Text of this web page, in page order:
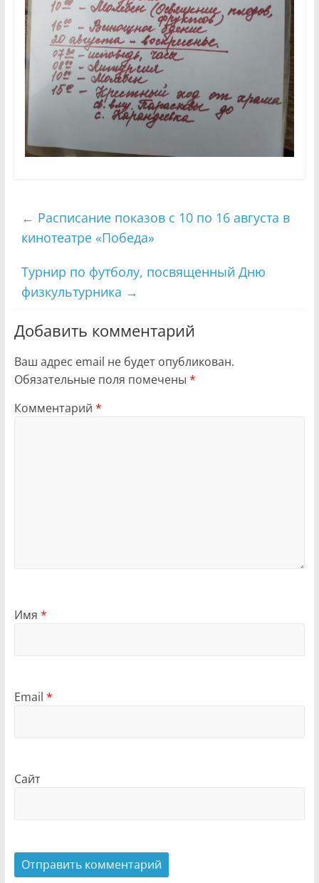
← Расписание показов с 10 по 16 августа в
кинотеатре «Победа»
Турнир по футболу, посвященный Дню
физкультурника →
Добавить комментарий
Ваш адрес email не будет опубликован.
Обязательные поля помечены *
Комментарий *
Имя *
Email *
Сайт